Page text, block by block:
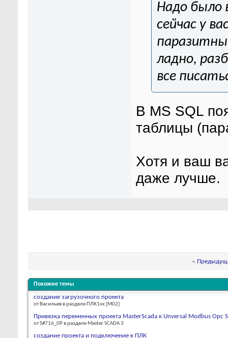
Надо было
сейчас у
ладно,
все
В MS SQL
таблицы
Хотя и ваш
даже лучше.
«
Похожие темы
создание загрузочного проекта
от Васильев в разделе ПЛК1хх [М02]
Привязка переменных проекта MasterScada к Unversal Modbus Opc
от S#716_0P в разделе Master SCADA 3
создание проекта и подключение к ПЛК